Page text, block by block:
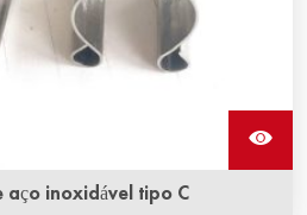
aço inoxidável tipo C